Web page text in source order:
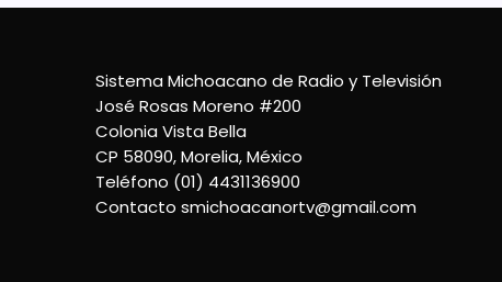
Sistema Michoacano de Radio y Televisión
José Rosas Moreno #200
Colonia Vista Bella
CP 58090, Morelia, México
Teléfono (01) 4431136900
Contacto smichoacanortv@gmail.com